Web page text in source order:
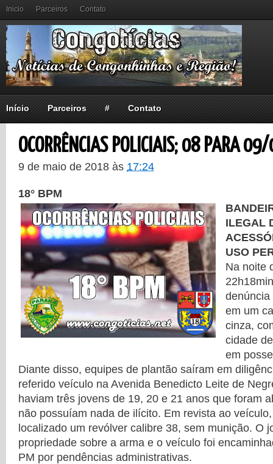
Inicio Parceiros Contato
Início Parceiros # Contato
OCORRÊNCIAS POLICIAIS; 08 PARA
9 de maio de 2018 às 17:24
18° BPM
ILEGAL
USO
Na noite
em um
cinza,
cidade
em
Diante disso, equipes de plantão saíram em
referido veículo na Avenida Benedicto Leite de
haviam três jovens de 19, 20 e 21 anos que foram
não possuíam nada de ilícito. Em revista ao
localizado um revólver calibre 38, sem munição. O
propriedade sobre a arma e o veículo foi
PM por pendências administrativas.